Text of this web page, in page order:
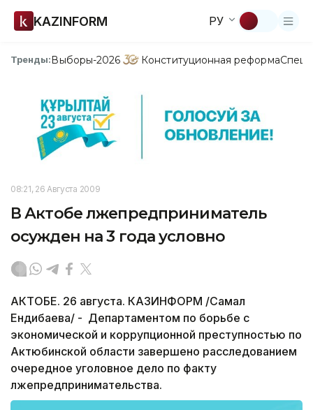
KAZINFORM РУ
Тренды:Выборы-2026 Конституционная реформа
08:21, 26 Августа 2009
В Актобе лжепредприниматель
осужден на 3 года условно
АКТОБЕ. 26 августа. КАЗИНФОРМ /Самал
Ендибаева/ - Департаментом по борьбе с
экономической и коррупционной преступностью по
Актюбинской области завершено расследованием
очередное уголовное дело по факту
лжепредпринимательства.